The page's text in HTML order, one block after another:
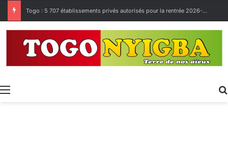
Togo : 5 707 établissements privés autorisés pour la rentrée 2026-2027, 160 restés sur la touche
Menu